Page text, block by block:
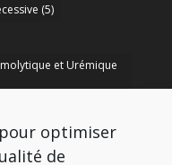
optimiser
de
(5)
et Urémique
d’Alport(37)